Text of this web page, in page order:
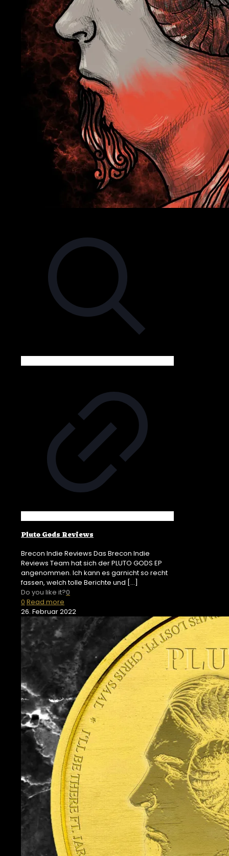
Pluto Gods Reviews
Brecon Indie Reviews Das Brecon Indie
Reviews Team hat sich der PLUTO GODS EP
angenommen. Ich kann es garnicht so recht
fassen, welch tolle Berichte und […]
Do you like it?0
0 Read more
26. Februar 2022